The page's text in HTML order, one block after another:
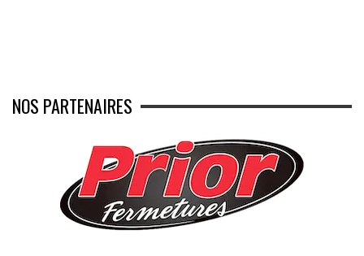
NOS PARTENAIRES